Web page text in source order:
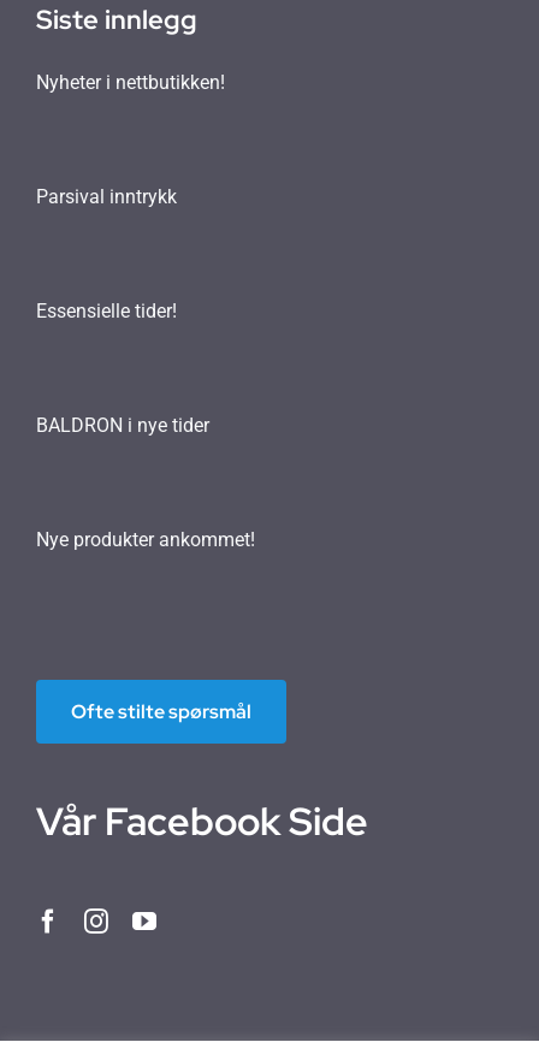
Siste innlegg
Nyheter i nettbutikken!
Parsival inntrykk
Essensielle tider!
BALDRON i nye tider
Nye produkter ankommet!
Ofte stilte spørsmål
Vår Facebook Side